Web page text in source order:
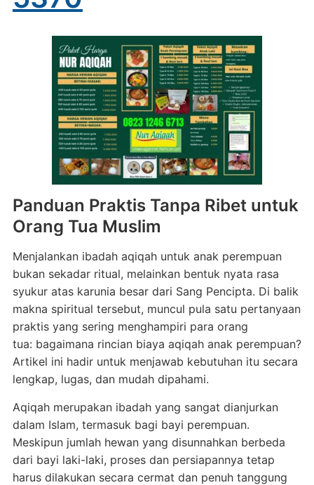
Panduan Praktis Tanpa Ribet untuk
Orang Tua Muslim
Menjalankan ibadah aqiqah untuk anak perempuan
bukan sekadar ritual, melainkan bentuk nyata rasa
syukur atas karunia besar dari Sang Pencipta. Di balik
makna spiritual tersebut, muncul pula satu pertanyaan
praktis yang sering menghampiri para orang
tua: bagaimana rincian biaya aqiqah anak perempuan?
Artikel ini hadir untuk menjawab kebutuhan itu secara
lengkap, lugas, dan mudah dipahami.
Aqiqah merupakan ibadah yang sangat dianjurkan
dalam Islam, termasuk bagi bayi perempuan.
Meskipun jumlah hewan yang disunnahkan berbeda
dari bayi laki-laki, proses dan persiapannya tetap
harus dilakukan secara cermat dan penuh tanggung